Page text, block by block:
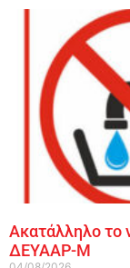
Ακατάλληλο το
ΔΕΥΑΑΡ-Μ